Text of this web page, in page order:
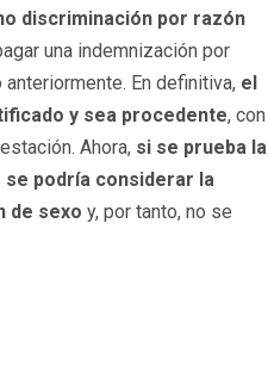
discriminación por razón
una indemnización por
En definitiva, el
y sea procedente, con
Ahora, si se prueba la
podría considerar la
de sexo y, por tanto, no se